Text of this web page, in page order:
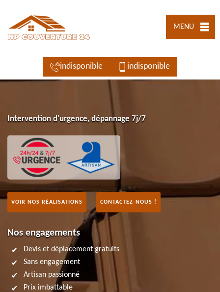
MENU
indisponible indisponible
Intervention d'urgence, dépannage 7j/7
VOIR NOS RÉALISATIONS CONTACTEZ-NOUS !
Nos engagements
Devis et déplacement gratuits
Sans engagement
Artisan passionné
Prix imbattable